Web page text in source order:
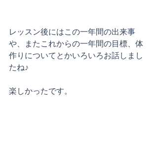
レッスン後にはこの一年間の出来事
や、またこれからの一年間の目標、体
作りについてとかいろいろお話しまし
たね♪
楽しかったです。